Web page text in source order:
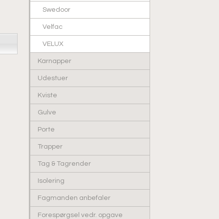
Swedoor
Velfac
VELUX
Karnapper
Udestuer
Kviste
Gulve
Porte
Trapper
Tag & Tagrender
Isolering
Fagmanden anbefaler
Forespørgsel vedr. opgave